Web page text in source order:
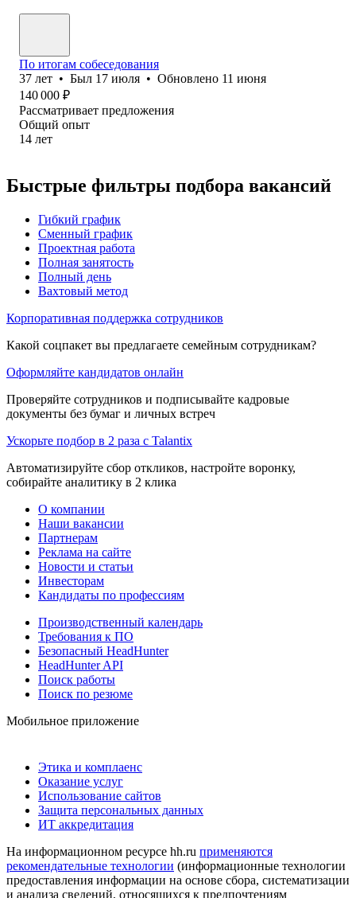
По итогам собеседования
37 лет • Был 17 июля • Обновлено 11 июня
140 000 ₽
Рассматривает предложения
Общий опыт
14 лет
Быстрые фильтры подбора вакансий
Гибкий график
Сменный график
Проектная работа
Полная занятость
Полный день
Вахтовый метод
Корпоративная поддержка сотрудников
Какой соцпакет вы предлагаете семейным сотрудникам?
Оформляйте кандидатов онлайн
Проверяйте сотрудников и подписывайте кадровые
документы без бумаг и личных встреч
Ускорьте подбор в 2 раза с Talantix
Автоматизируйте сбор откликов, настройте воронку,
собирайте аналитику в 2 клика
О компании
Наши вакансии
Партнерам
Реклама на сайте
Новости и статьи
Инвесторам
Кандидаты по профессиям
Производственный календарь
Требования к ПО
Безопасный HeadHunter
HeadHunter API
Поиск работы
Поиск по резюме
Мобильное приложение
Этика и комплаенс
Оказание услуг
Использование сайтов
Защита персональных данных
ИТ аккредитация
На информационном ресурсе hh.ru применяются
рекомендательные технологии (информационные технологии
предоставления информации на основе сбора, систематизации
и анализа сведений, относящихся к предпочтениям